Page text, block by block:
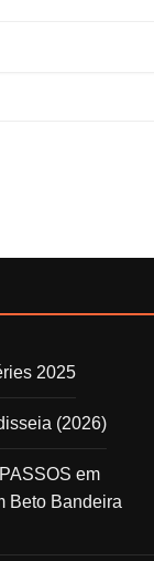
2025
(2026)
em
Beto Bandeira